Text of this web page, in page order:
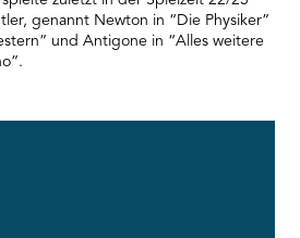
genannt Newton in “Die Physiker”
und Antigone in “Alles weitere